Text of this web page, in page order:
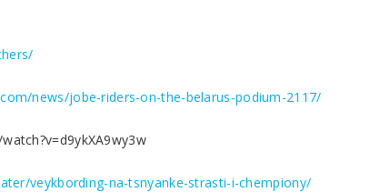
news/jobe-riders-on-the-belarus-podium-2117/
veykbording-na-tsnyanke-strasti-i-chempiony/